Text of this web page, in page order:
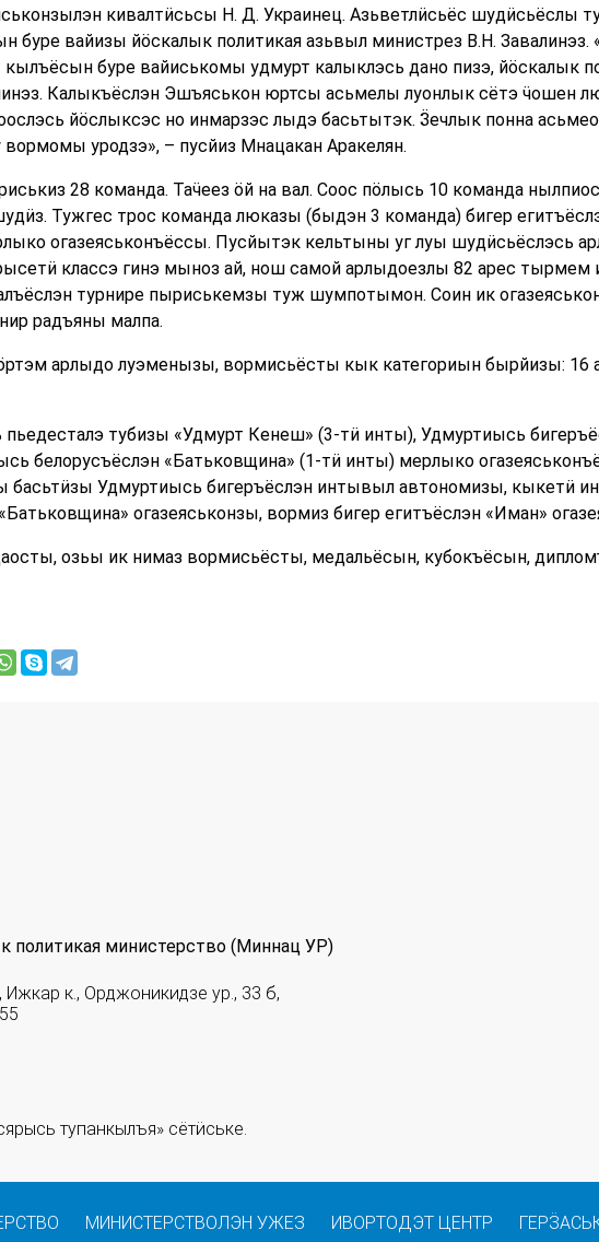
кивалтӥсьсы Н. Д. Украинец. Азьветлӥсьёс шудӥсьёслы
буре вайизы йӧскалык политикая азьвыл министрез В.Н.
буре вайиськомы удмурт калыклэсь дано пизэ, йӧскалык
Калыкъёслэн Эшъяськон юртсы асьмелы луонлык сётэ ӵошен
йӧслыксэс но инмарзэс лыдэ басьтытэк. Ӟечлык понна
уродзэ», – пусйиз Мнацакан Аракелян.
28 команда. Таӵеез ӧй на вал. Соос пӧлысь 10 команда
Тужгес трос команда люказы (быдэн 3 команда) бигер
огазеяськонъёссы. Пусйытэк кельтыны уг луы шудӥсьёслэсь
классэ гинэ мыноз ай, нош самой арлыдоезлы 82 арес тырмем
турнире пыриськемзы туж шумпотымон. Соин ик
радъяны малпа.
арлыдо луэменызы, вормисьёсты кык категориын бырйизы: 16
пьедесталэ тубизы «Удмурт Кенеш» (3-тӥ инты), Удмуртиысь
белорусъёслэн «Батьковщина» (1-тӥ инты) мерлыко
басьтӥзы Удмуртиысь бигеръёслэн интывыл автономизы, кыкетӥ
огазеяськонзы, вормиз бигер егитъёслэн «Иман»
озьы ик нимаз вормисьёсты, медальёсын, кубокъёсын,
политикая министерство (Миннац УР)
Ижкар к., Орджоникидзе ур., 33 б,
тупанкылъя» сётӥське.
МИНИСТЕРСТВОЛЭН УЖЕЗ ИВОРТОДЭТ ЦЕНТР